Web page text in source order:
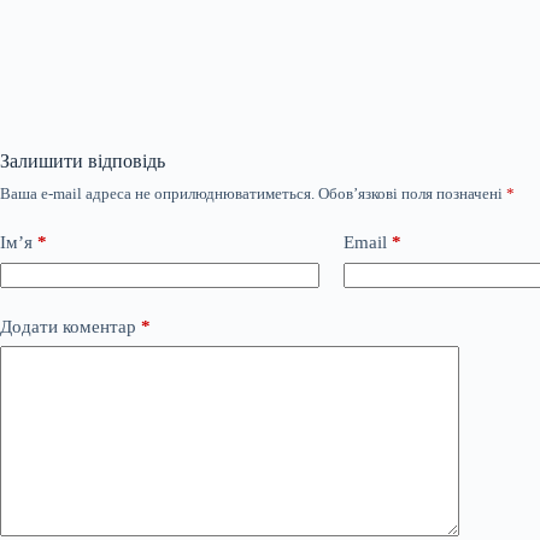
Залишити відповідь
Ваша e-mail адреса не оприлюднюватиметься. Обов’язкові поля позначені *
Ім’я * Email *
Додати коментар *